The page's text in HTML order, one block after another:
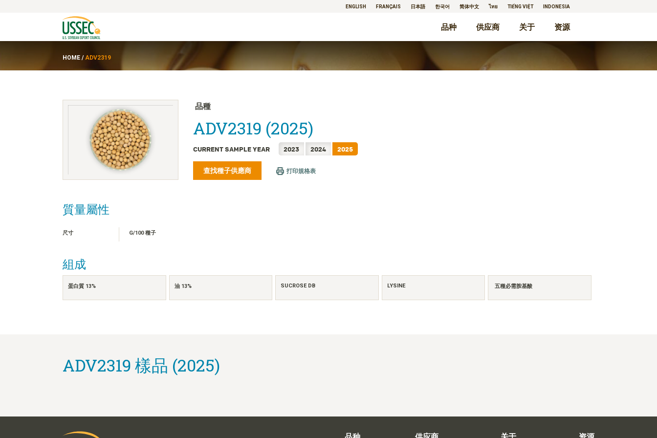
ENGLISH FRANÇAIS 日本語 한국어 简体中文 ไทย TIẾNG VIỆT INDONESIA
品种 供应商 关于 资源
HOME /ADV2319
品種
ADV2319 (2025)
CURRENT SAMPLE YEAR 2023 2024 2025
查找種子供應商 打印規格表
質量屬性
尺寸 G/100 種子
組成
蛋白質 13% 油 13% SUCROSE DB LYSINE 五種必需胺基酸
ADV2319 樣品 (2025)